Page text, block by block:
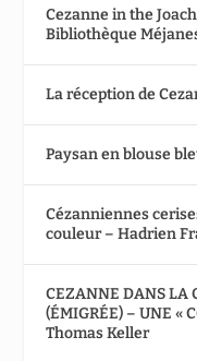
Cezanne in the
Bibliothèque
La réception de
Paysan en blouse
Cézanniennes
couleur – Hadrien
CEZANNE DANS LA
(ÉMIGRÉE) – UNE «
Thomas Keller